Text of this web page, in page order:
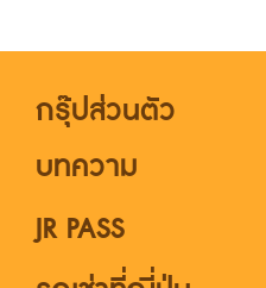
กรุ๊ปส่วนตัว
บทความ
JR PASS